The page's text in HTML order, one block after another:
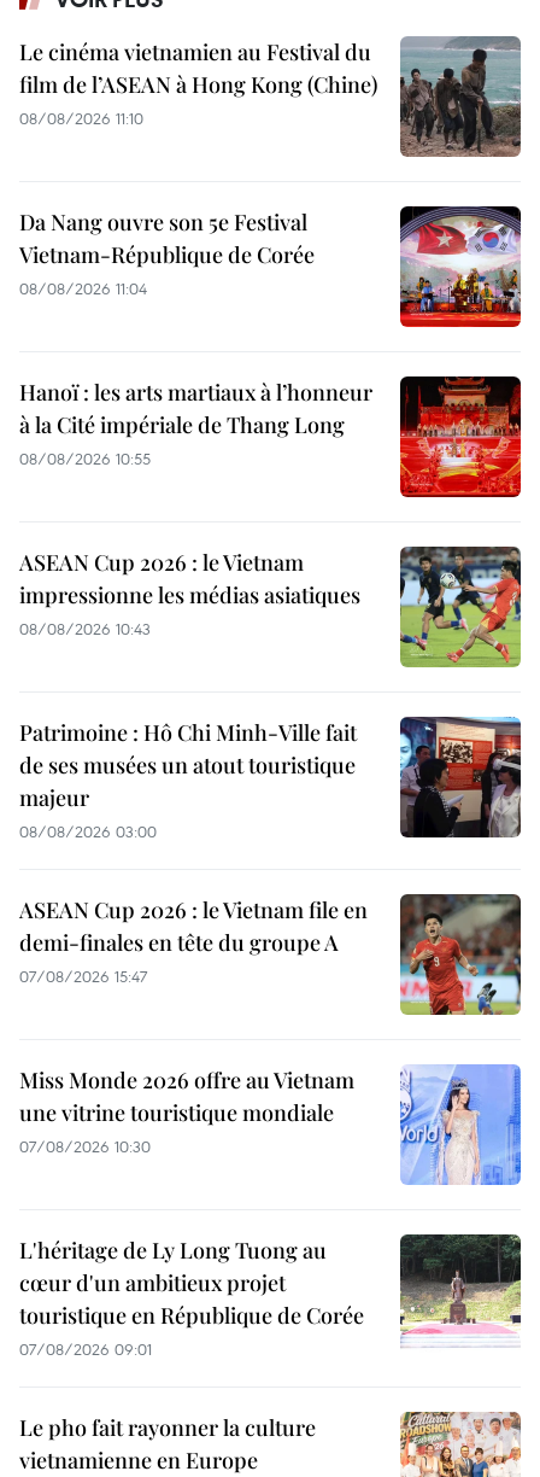
Le cinéma vietnamien au Festival du
film de l’ASEAN à Hong Kong (Chine)
08/08/2026 11:10
Da Nang ouvre son 5e Festival
Vietnam-République de Corée
08/08/2026 11:04
Hanoï : les arts martiaux à l’honneur
à la Cité impériale de Thang Long
08/08/2026 10:55
ASEAN Cup 2026 : le Vietnam
impressionne les médias asiatiques
08/08/2026 10:43
Patrimoine : Hô Chi Minh-Ville fait
de ses musées un atout touristique
majeur
08/08/2026 03:00
ASEAN Cup 2026 : le Vietnam file en
demi-finales en tête du groupe A
07/08/2026 15:47
Miss Monde 2026 offre au Vietnam
une vitrine touristique mondiale
07/08/2026 10:30
L'héritage de Ly Long Tuong au
cœur d'un ambitieux projet
touristique en République de Corée
07/08/2026 09:01
Le pho fait rayonner la culture
vietnamienne en Europe